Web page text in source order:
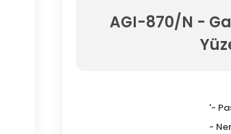
AGI-870/N -
'-
-